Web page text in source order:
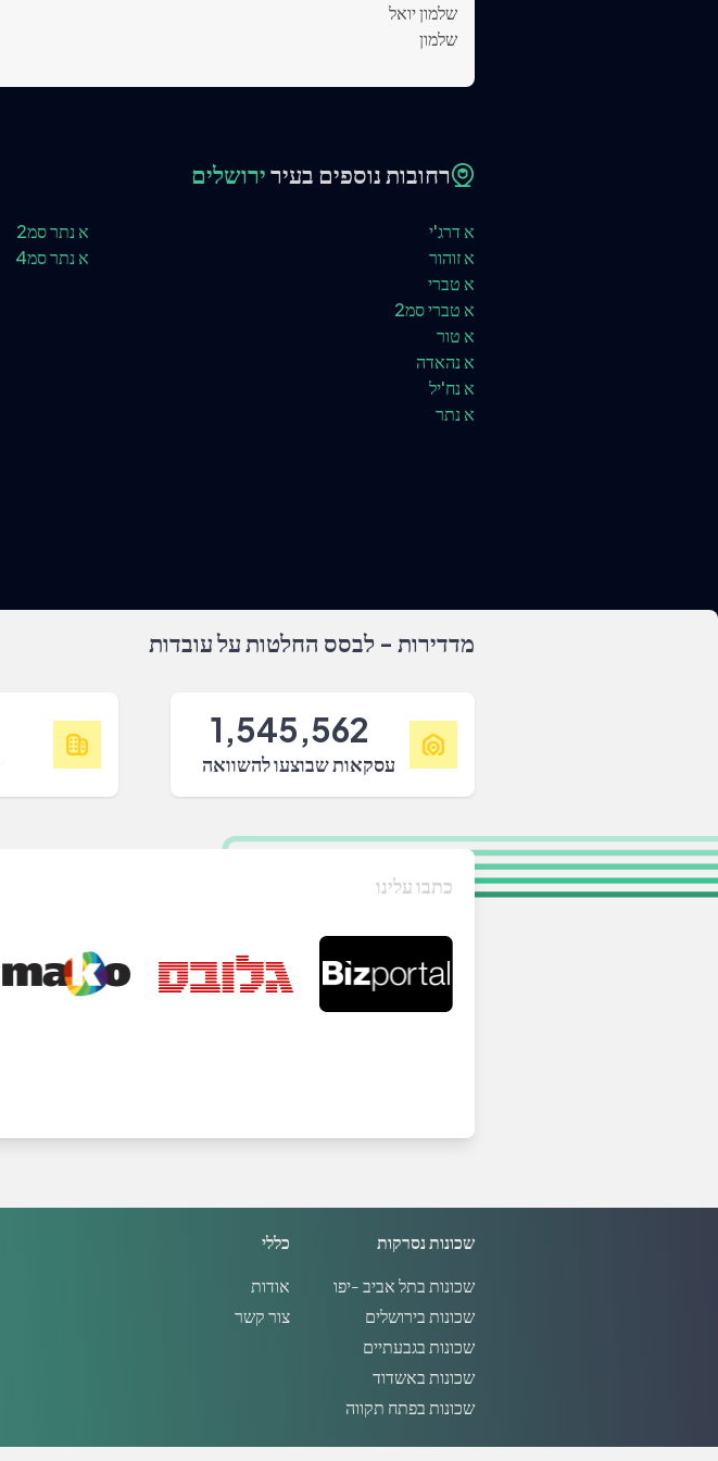
שלמון יואל
שלמון
רחובות נוספים בעירירושלים
א דרג'י
א זוהור
א טברי
א טברי סמ2
א טור
א נהאדה
א נח'יל
א נתר
א נתר סמ2
א נתר סמ4
מדדירות - לבסס החלטות על עובדות
1,545,562
עסקאות שבוצעו להשוואה
כתבו עלינו
כללי
אודות
צור קשר
שכונות נסרקות
שכונות בתל אביב -יפו
שכונות בירושלים
שכונות בגבעתיים
שכונות באשדוד
שכונות בפתח תקווה